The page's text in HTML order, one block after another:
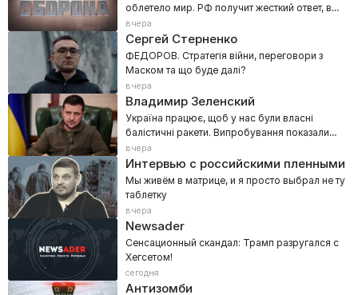
облетело мир. РФ получит жесткий ответ, в
Кремле задрожали
вчера
Сергей Стерненко
ФЕДОРОВ. Стратегія війни, переговори з
Маском та що буде далі?
вчера
Владимир Зеленский
Україна працює, щоб у нас були власні
балістичні ракети. Випробування показали
хороші перспективи
вчера
Интервью с российскими пленными
Мы живём в матрице, и я просто выбрал не ту
таблетку
вчера
Newsader
Сенсационный скандал: Трамп разругался с
Хегсетом!
сегодня
Антизомби